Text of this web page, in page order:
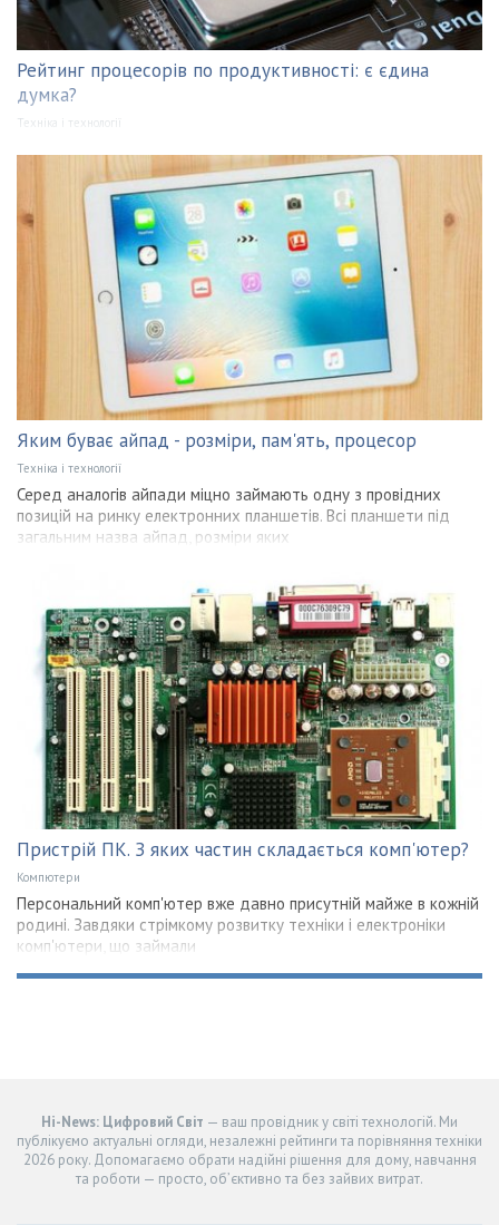
Рейтинг процесорів по продуктивності: є єдина
думка?
Техніка і технології
Яким буває айпад - розміри, пам'ять, процесор
Техніка і технології
Серед аналогів айпади міцно займають одну з провідних
позицій на ринку електронних планшетів. Всі планшети під
загальним назва айпад, розміри яких
Пристрій ПК. З яких частин складається комп'ютер?
Компютери
Персональний комп'ютер вже давно присутній майже в кожній
родині. Завдяки стрімкому розвитку техніки і електроніки
комп'ютери, що займали
Hi-News: Цифровий Світ — ваш провідник у світі технологій. Ми
публікуємо актуальні огляди, незалежні рейтинги та порівняння техніки
2026 року. Допомагаємо обрати надійні рішення для дому, навчання
та роботи — просто, об’єктивно та без зайвих витрат.